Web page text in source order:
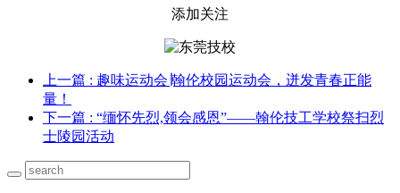
添加关注
上一篇 : 趣味运动会∣翰伦校园运动会，迸发青春正能
量！
下一篇 : “缅怀先烈,领会感恩”——翰伦技工学校祭扫烈
士陵园活动